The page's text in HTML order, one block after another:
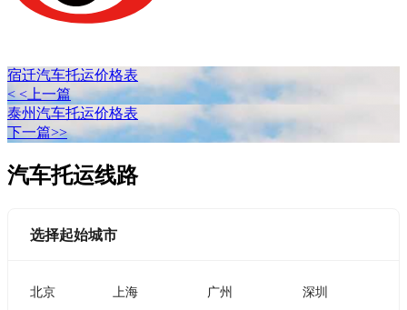
宿迁汽车托运价格表
< <上一篇
泰州汽车托运价格表
下一篇>>
汽车托运线路
选择起始城市
北京 上海 广州
深圳